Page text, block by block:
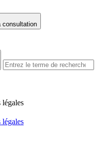
consultation